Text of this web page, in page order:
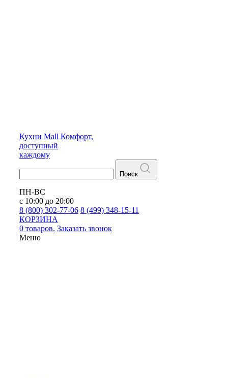
Кухни Mall Комфорт,
доступный
каждому
Поиск
ПН-ВС
с 10:00 до 20:00
8 (800) 302-77-06 8 (499) 348-15-11
КОРЗИНА
0 товаров. Заказать звонок
Меню